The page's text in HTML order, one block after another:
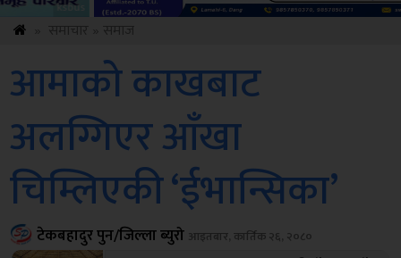
Sdc
आमाको काखबाट
अलग्गिएर आँखा
चिम्लिएकी ‘ईभान्सिका’
टेकबहादुर पुन/जिल्ला ब्युरो आइतबार, कार्तिक २६, २०८०